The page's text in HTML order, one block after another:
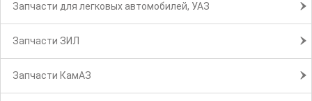
Запчасти для легковых автомобилей, УАЗ
Запчасти ЗИЛ
Запчасти КамАЗ